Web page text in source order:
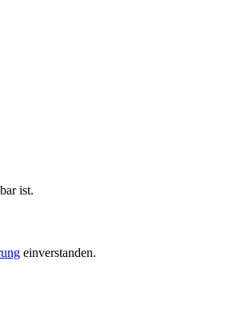
ist.
einverstanden.